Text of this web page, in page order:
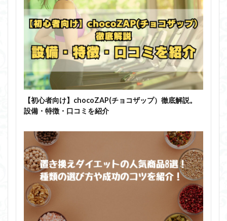
【初心者向け】chocoZAP(チョコザップ）徹底解説。
設備・特徴・口コミを紹介